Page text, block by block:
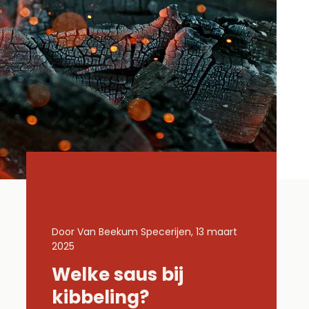
maart
Door Van Beekum Specerijen, 13 maart
2025
Welke saus bij
kibbeling?